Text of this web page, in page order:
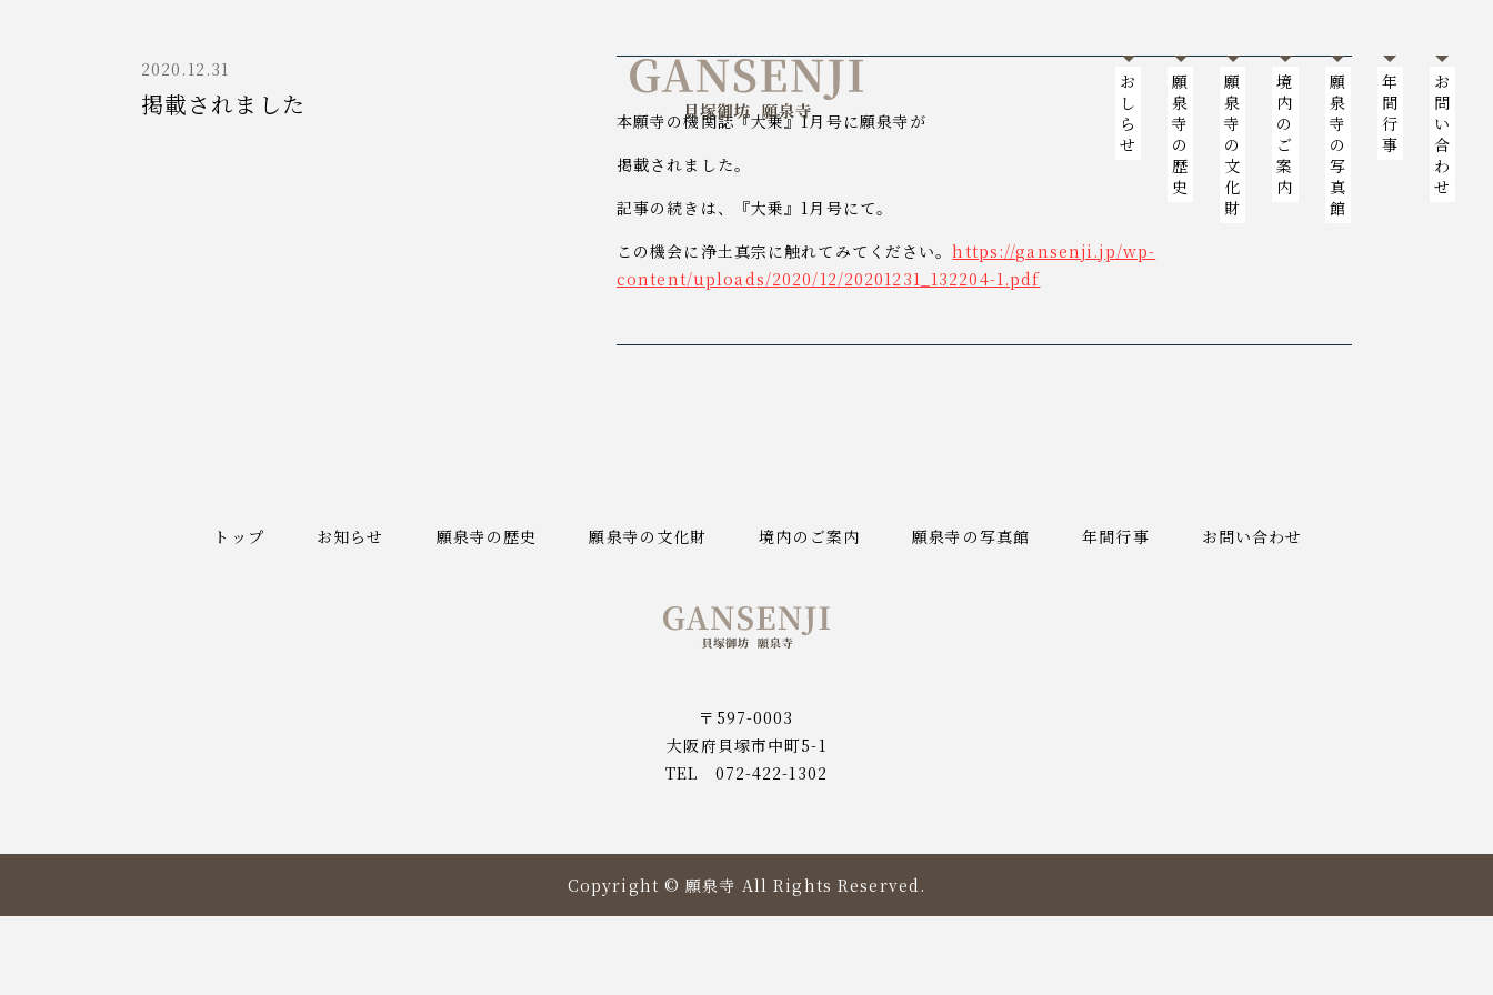
お
し
ら
せ
願
泉
寺
の
歴
史
願
泉
寺
の
文
化
財
境
内
の
ご
案
内
願
泉
寺
の
写
真
館
年
間
行
事
お
問
い
合
わ
せ
2020.12.31
掲載されました
本願寺の機関誌『大乗』1月号に願泉寺が
掲載されました。
記事の続きは、『大乗』1月号にて。
この機会に浄土真宗に触れてみてください。https://gansenji.jp/wp-
content/uploads/2020/12/20201231_132204-1.pdf
トップ お知らせ 願泉寺の歴史 願泉寺の文化財 境内のご案内 願泉寺の写真館 年間行事
お問い合わせ
〒597-0003
大阪府貝塚市中町5-1
TEL 072-422-1302
Copyright © 願泉寺 All Rights Reserved.